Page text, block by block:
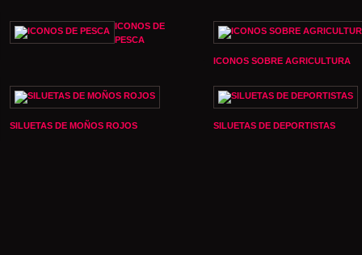
ICONOS DE
PESCA
ICONOS SOBRE AGRICULTURA
SILUETAS DE MOÑOS ROJOS SILUETAS DE DEPORTISTAS